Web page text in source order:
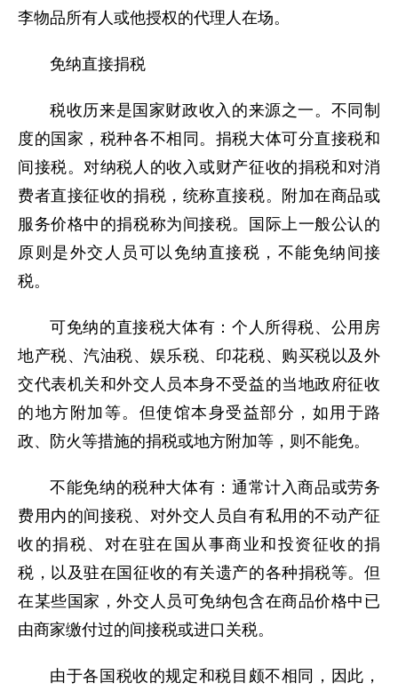
李物品所有人或他授权的代理人在场。
免纳直接捐税
税收历来是国家财政收入的来源之一。不同制
度的国家，税种各不相同。捐税大体可分直接税和
间接税。对纳税人的收入或财产征收的捐税和对消
费者直接征收的捐税，统称直接税。附加在商品或
服务价格中的捐税称为间接税。国际上一般公认的
原则是外交人员可以免纳直接税，不能免纳间接
税。
可免纳的直接税大体有：个人所得税、公用房
地产税、汽油税、娱乐税、印花税、购买税以及外
交代表机关和外交人员本身不受益的当地政府征收
的地方附加等。但使馆本身受益部分，如用于路
政、防火等措施的捐税或地方附加等，则不能免。
不能免纳的税种大体有：通常计入商品或劳务
费用内的间接税、对外交人员自有私用的不动产征
收的捐税、对在驻在国从事商业和投资征收的捐
税，以及驻在国征收的有关遗产的各种捐税等。但
在某些国家，外交人员可免纳包含在商品价格中已
由商家缴付过的间接税或进口关税。
由于各国税收的规定和税目颇不相同，因此，